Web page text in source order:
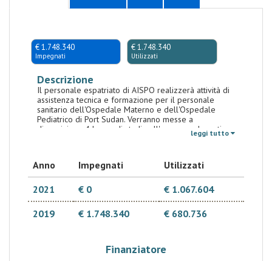
€ 1.748.340
Impegnati
€ 1.748.340
Utilizzati
Descrizione
Il personale espatriato di AISPO realizzerà attività di
assistenza tecnica e formazione per il personale
sanitario dell'Ospedale Materno e dell'Ospedale
Pediatrico di Port Sudan. Verranno messe a
disposizione 4 borse di studio all'anno per docenti
dell'AHS che verranno realizzate presso l'Academy of
Raffaele di Milano. Il progetto lavorerà per
migliorare le capacità didattiche dell'Academy of
Health Science di Port Sudan e dell'Università del Red
leggi tutto
Anno Impegnati
Utilizzati
2021
€ 0
€ 1.067.604
2019
€ 1.748.340 € 680.736
Finanziatore